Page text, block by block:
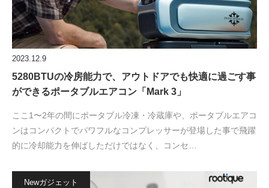
2023.12.9
5280BTUの冷房能力で、アウトドアでも快適に過ごす事
ができるポータブルエアコン「Mark 3」
ここ1〜2年の間にポータブル冷凍・冷蔵庫や、ポータブルエアコ
ンはコンパクトでパワフルなコンプレッサーが登場した事で飛躍
的に冷却能力を伸ばしただけではなく、コンセ…
Newガジェット